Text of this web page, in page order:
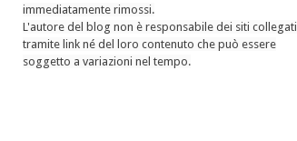
immediatamente rimossi.
L'autore del blog non è responsabile dei siti collegati
tramite link né del loro contenuto che può essere
soggetto a variazioni nel tempo.